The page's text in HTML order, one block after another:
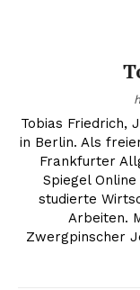
Tobias Friedrich,
in Berlin. Als
Frankfurter
Spiegel
studierte
Arbeiten.
Zwergpinscher